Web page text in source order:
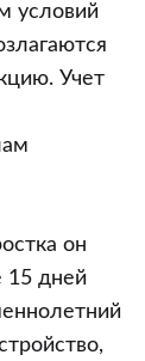
условий
Учет
он
15 дней